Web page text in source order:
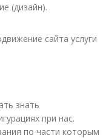
(дизайн).
знать
при нас.
по части которым